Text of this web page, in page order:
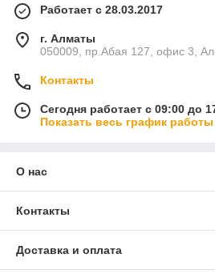
Работает с 28.03.2017
г. Алматы
050009, пр.Абая 127, офис 3,
Контакты
Сегодня работает с 09:00 до
Показать весь график работы
О нас
Контакты
Доставка и оплата